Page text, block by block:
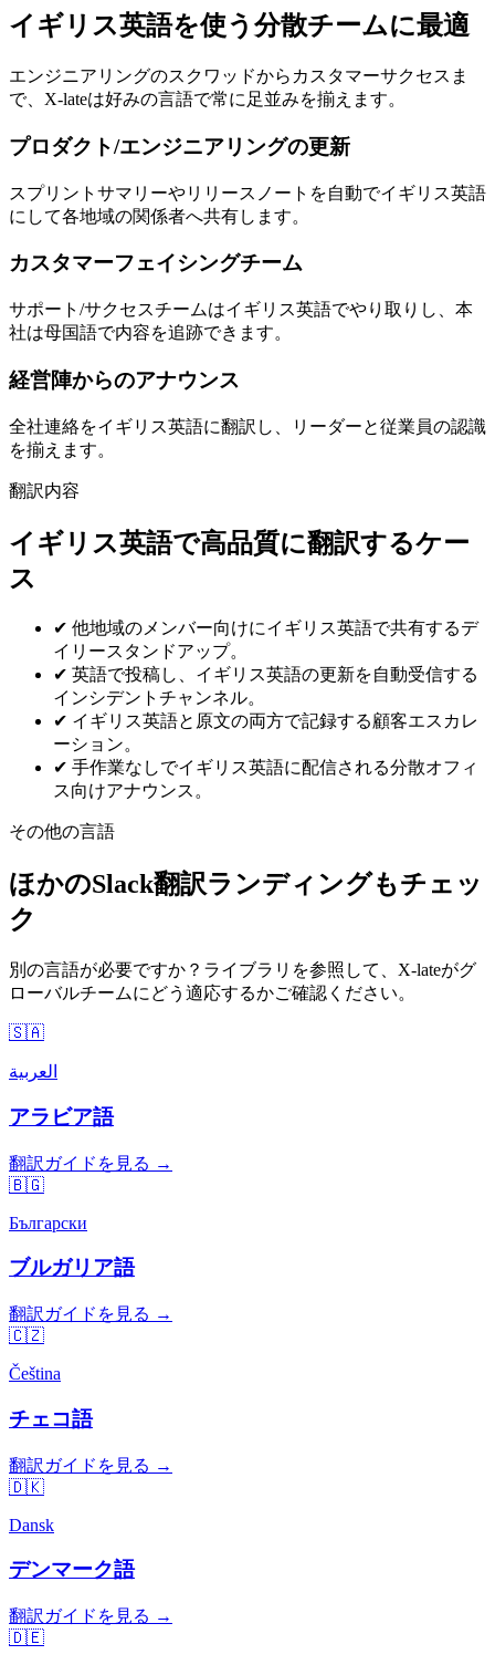
イギリス英語を使う分散チームに最適
エンジニアリングのスクワッドからカスタマーサクセスま
で、X-lateは好みの言語で常に足並みを揃えます。
プロダクト/エンジニアリングの更新
スプリントサマリーやリリースノートを自動でイギリス英語
にして各地域の関係者へ共有します。
カスタマーフェイシングチーム
サポート/サクセスチームはイギリス英語でやり取りし、本
社は母国語で内容を追跡できます。
経営陣からのアナウンス
全社連絡をイギリス英語に翻訳し、リーダーと従業員の認識
を揃えます。
翻訳内容
イギリス英語で高品質に翻訳するケー
ス
✔ 他地域のメンバー向けにイギリス英語で共有するデ
イリースタンドアップ。
✔ 英語で投稿し、イギリス英語の更新を自動受信する
インシデントチャンネル。
✔ イギリス英語と原文の両方で記録する顧客エスカレ
ーション。
✔ 手作業なしでイギリス英語に配信される分散オフィ
ス向けアナウンス。
その他の言語
ほかのSlack翻訳ランディングもチェッ
ク
別の言語が必要ですか？ライブラリを参照して、X-lateがグ
ローバルチームにどう適応するかご確認ください。
🇸🇦
العربية
アラビア語
翻訳ガイドを見る →
🇧🇬
Български
ブルガリア語
翻訳ガイドを見る →
🇨🇿
Čeština
チェコ語
翻訳ガイドを見る →
🇩🇰
Dansk
デンマーク語
翻訳ガイドを見る →
🇩🇪